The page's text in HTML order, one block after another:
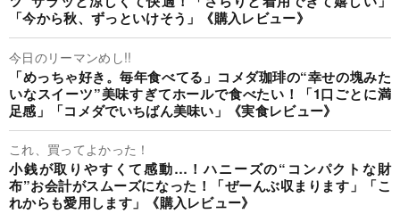
「今から秋、ずっといけそう」《購入レビュー》
今日のリーマンめし!!
「めっちゃ好き。毎年食べてる」コメダ珈琲の“幸せの塊みた
いなスイーツ”美味すぎてホールで食べたい！「1口ごとに満
足感」「コメダでいちばん美味い」《実食レビュー》
これ、買ってよかった！
小銭が取りやすくて感動…！ハニーズの“コンパクトな財
布”お会計がスムーズになった！「ぜーんぶ収まります」「こ
れからも愛用します」《購入レビュー》